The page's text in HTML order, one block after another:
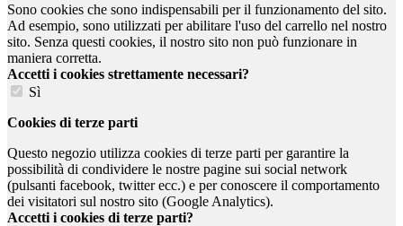
Sono cookies che sono indispensabili per il funzionamento del sito.
Ad esempio, sono utilizzati per abilitare l'uso del carrello nel nostro
sito. Senza questi cookies, il nostro sito non può funzionare in
maniera corretta.
Accetti i cookies strettamente necessari?
Sì
Cookies di terze parti
Questo negozio utilizza cookies di terze parti per garantire la
possibilità di condividere le nostre pagine sui social network
(pulsanti facebook, twitter ecc.) e per conoscere il comportamento
dei visitatori sul nostro sito (Google Analytics).
Accetti i cookies di terze parti?